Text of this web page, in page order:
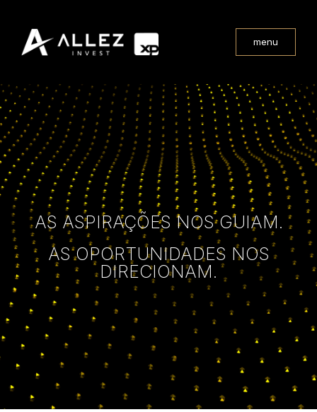
menu
AS ASPIRAÇÕES NOS GUIAM.
AS OPORTUNIDADES NOS
DIRECIONAM.